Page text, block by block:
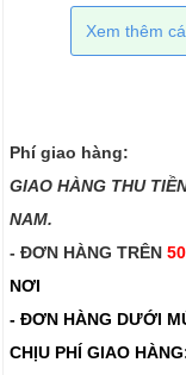
Xem thêm
Phí giao hàng:
GIAO HÀNG THU
NAM.​​
- ĐƠN HÀNG TRÊN
NƠI
- ĐƠN HÀNG DƯỚI
CHỊU PHÍ GIAO